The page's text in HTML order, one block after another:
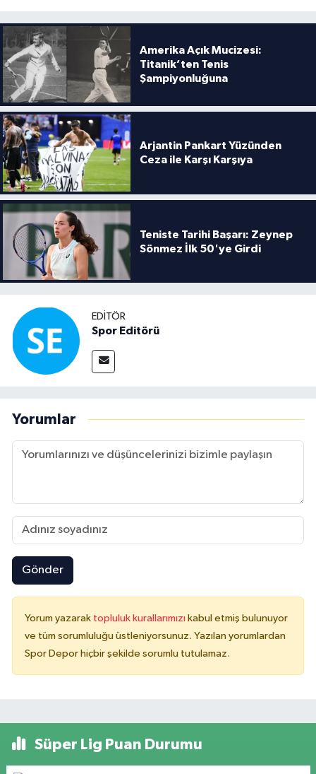
Amerika Açık Mucizesi:
Titanik’ten Tenis
Şampiyonluğuna
Arjantin Pankart Yüzünden
Ceza ile Karşı Karşıya
Teniste Tarihi Başarı: Zeynep
Sönmez İlk 50'ye Girdi
EDITÖR
Spor Editörü
Yorumlar
Gönder
Yorum yazarak topluluk kurallarımızı kabul etmiş bulunuyor
ve tüm sorumluluğu üstleniyorsunuz. Yazılan yorumlardan
Spor Depor hiçbir şekilde sorumlu tutulamaz.
Süper Lig Puan Durumu